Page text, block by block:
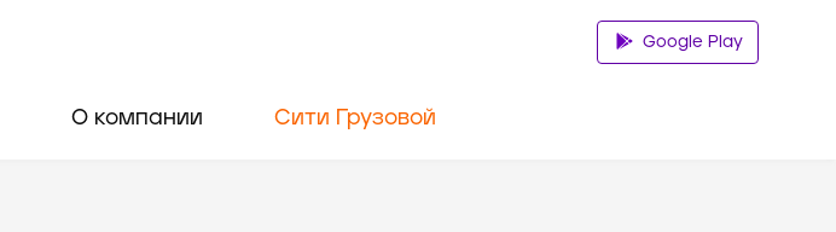
Google Play
О компании Сити Грузовой